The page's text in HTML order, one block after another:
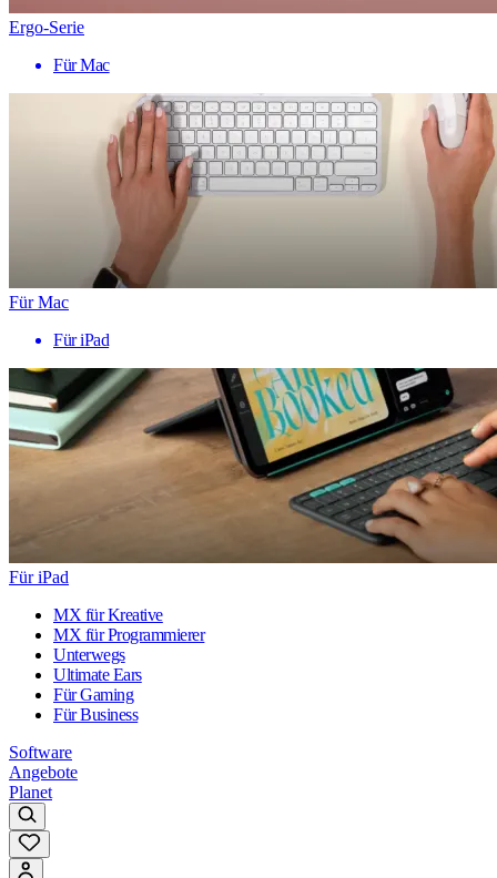
Ergo-Serie
Für Mac
Für Mac
Für iPad
Für iPad
MX für Kreative
MX für Programmierer
Unterwegs
Ultimate Ears
Für Gaming
Für Business
Software
Angebote
Planet